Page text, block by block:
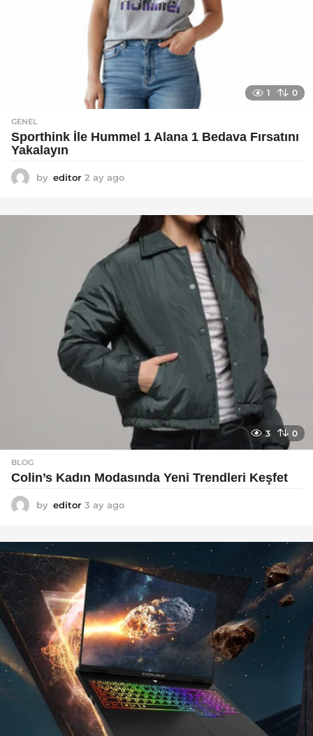
1 0
GENEL
Sporthink İle Hummel 1 Alana 1 Bedava Fırsatını
Yakalayın
by editor 2 ay ago
a
g
o
3 0
BLOG
Colin’s Kadın Modasında Yeni Trendleri Keşfet
by editor 3 ay ago
a
o